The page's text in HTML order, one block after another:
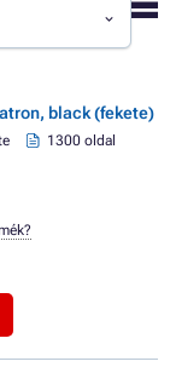
black (fekete)
1300 oldal